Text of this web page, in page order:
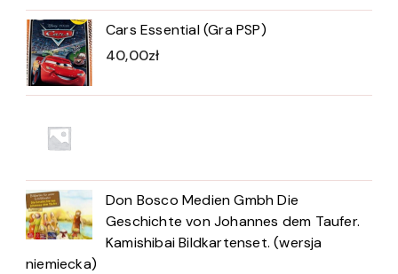
Cars Essential (Gra PSP)
40,00zł
Don Bosco Medien Gmbh Die
Geschichte von Johannes dem Taufer.
Kamishibai Bildkartenset. (wersja
niemiecka)